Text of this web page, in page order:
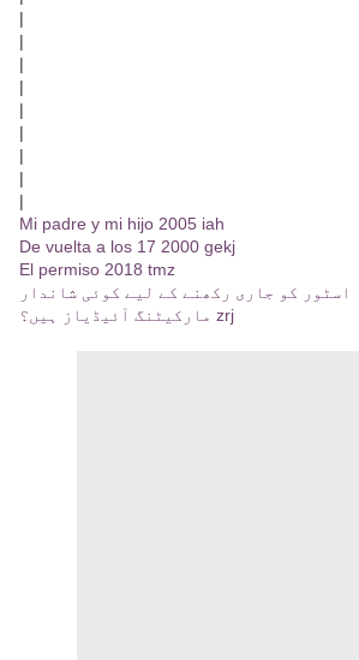
|
|
|
|
|
|
|
|
|
Mi padre y mi hijo 2005 iah
De vuelta a los 17 2000 gekj
El permiso 2018 tmz
اسٹور کو جاری رکھنے کے لیے کوئی شاندار
مارکیٹنگ آئیڈیاز ہیں؟ zrj